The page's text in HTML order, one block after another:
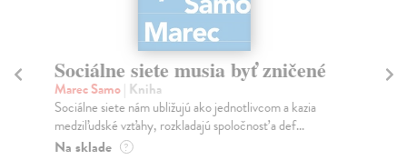
Sociálne siete musia byť zničené
Marec Samo| Kniha
Sociálne siete nám ubližujú ako jednotlivcom a kazia
medziľudské vzťahy, rozkladajú spoločnosť a def...
Na sklade ?